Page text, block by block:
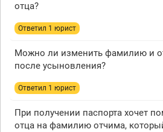
отца?
Ответил 1 юрист
Можно ли изменить фамилию и
после усыновления?
Ответил 1 юрист
При получении паспорта хочет
отца на фамилию отчима,